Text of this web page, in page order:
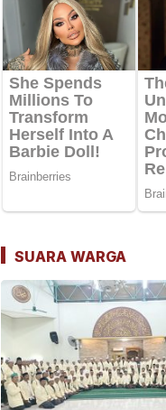
SUARA WARGA